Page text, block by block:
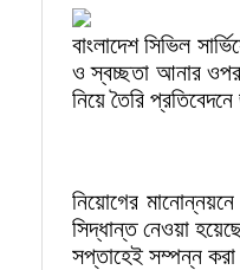
বাংলাদেশ সিভিল
ও স্বচ্ছতা আনার ওপর
নিয়ে তৈরি
নিয়োগের
সিদ্ধান্ত নেওয়া
সপ্তাহেই সম্পন্ন